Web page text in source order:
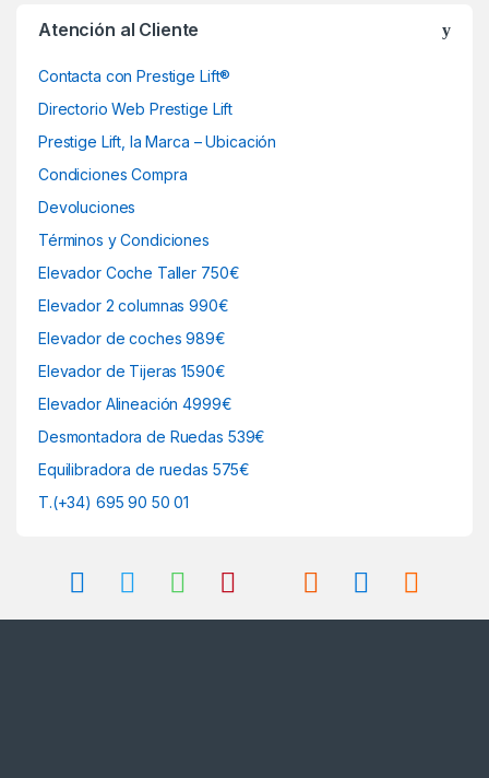
Atención al Cliente
Contacta con Prestige Lift®
Directorio Web Prestige Lift
Prestige Lift, la Marca – Ubicación
Condiciones Compra
Devoluciones
Términos y Condiciones
Elevador Coche Taller 750€
Elevador 2 columnas 990€
Elevador de coches 989€
Elevador de Tijeras 1590€
Elevador Alineación 4999€
Desmontadora de Ruedas 539€
Equilibradora de ruedas 575€
T.(+34) 695 90 50 01